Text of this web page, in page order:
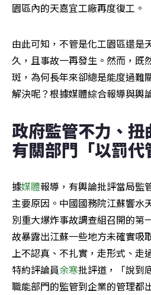
園區內的天嘉宜工廠再度復工。
由此可知，不管是化工園區還是
久，且事故一再發生。然而，既
斑，為何長年來卻總是能度過難
解決呢？根據媒體綜合報導與輿
政府監管不力、扭
有關部門「以罰代
據媒體報導，有輿論批評當局監
主要原因。中國國務院江蘇響水
別重大爆炸事故調查組召開的第
故暴露出江蘇一些地方未確實吸
上不認真、不扎實，走形式、走
特約評論員余寒批評道，「說到
職能部門的監管到企業的管理都